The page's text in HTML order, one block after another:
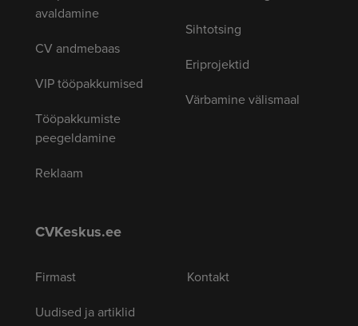
avaldamine
CV andmebaas
VIP tööpakkumised
Tööpakkumiste
peegeldamine
Reklaam
Sihtotsing
Eriprojektid
Värbamine välismaal
CVKeskus.ee
Firmast
Uudised ja artiklid
Kontakt